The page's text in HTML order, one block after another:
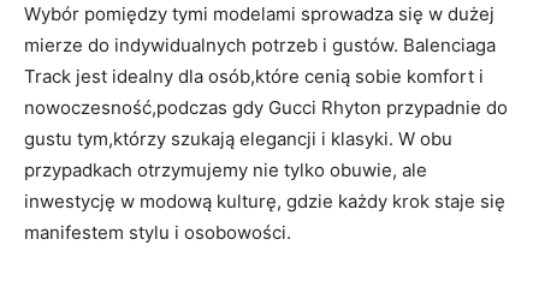
Wybór pomiędzy tymi modelami sprowadza się w dużej
mierze do indywidualnych potrzeb i gustów. Balenciaga
Track jest idealny dla osób,które cenią sobie komfort i
nowoczesność,podczas gdy Gucci Rhyton przypadnie do
gustu tym,którzy szukają elegancji i klasyki. W obu
przypadkach otrzymujemy nie tylko obuwie, ale
inwestycję w modową kulturę, gdzie każdy krok staje się
manifestem stylu i osobowości.